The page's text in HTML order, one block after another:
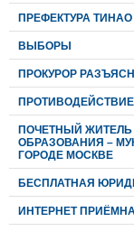
ПРЕФЕКТУРА ТИНАО
ВЫБОРЫ
ПРОКУРОР
ПОЧЕТНЫЙ ЖИТЕЛЬ
ОБРАЗОВАНИЯ –
ГОРОДЕ МОСКВЕ
БЕСПЛАТНАЯ
ИНТЕРНЕТ